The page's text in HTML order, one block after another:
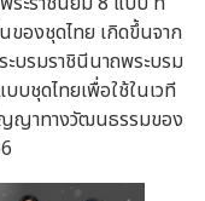
ของชุดไทย เกิดขึ้นจาก
ะบรมราชินีนาถพระบรม
ชุดไทยเพื่อใช้ในเวที
ญาทางวัฒนธรรมของ